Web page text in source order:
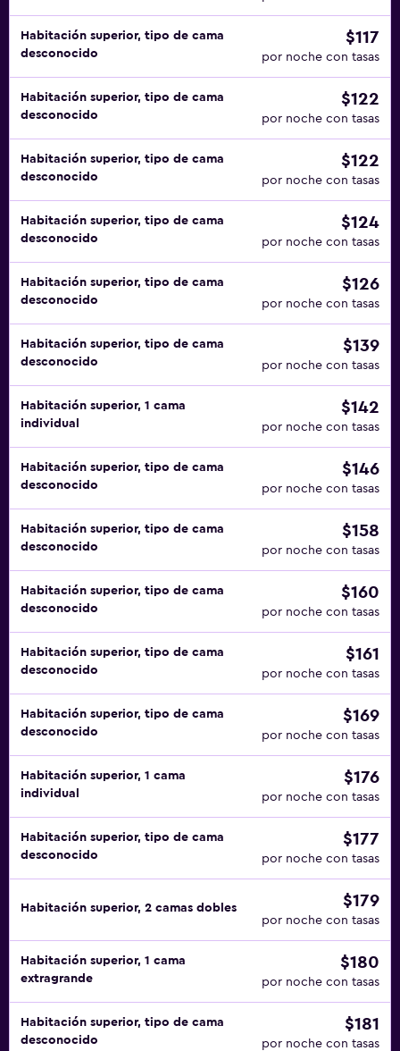
Habitación superior, tipo de cama
desconocido
$117
por noche con tasas
Habitación superior, tipo de cama
desconocido
$122
por noche con tasas
Habitación superior, tipo de cama
desconocido
$122
por noche con tasas
Habitación superior, tipo de cama
desconocido
$124
por noche con tasas
Habitación superior, tipo de cama
desconocido
$126
por noche con tasas
Habitación superior, tipo de cama
desconocido
$139
por noche con tasas
Habitación superior, 1 cama
individual
$142
por noche con tasas
Habitación superior, tipo de cama
desconocido
$146
por noche con tasas
Habitación superior, tipo de cama
desconocido
$158
por noche con tasas
Habitación superior, tipo de cama
desconocido
$160
por noche con tasas
Habitación superior, tipo de cama
desconocido
$161
por noche con tasas
Habitación superior, tipo de cama
desconocido
$169
por noche con tasas
Habitación superior, 1 cama
individual
$176
por noche con tasas
Habitación superior, tipo de cama
desconocido
$177
por noche con tasas
Habitación superior, 2 camas dobles $179
por noche con tasas
Habitación superior, 1 cama
extragrande
$180
por noche con tasas
Habitación superior, tipo de cama
desconocido
$181
por noche con tasas